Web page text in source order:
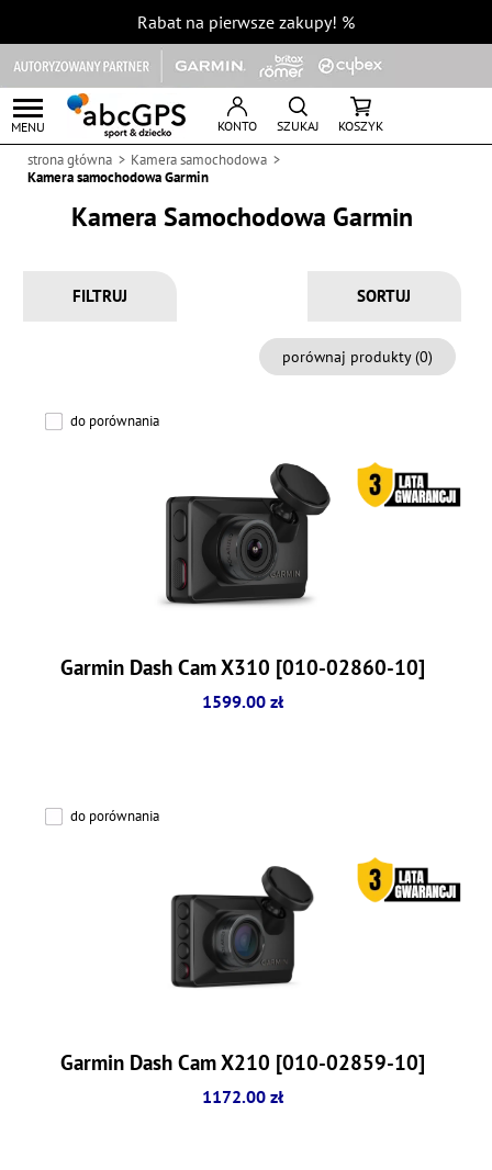
Rabat na pierwsze zakupy! %
MENU KONTO SZUKAJ KOSZYK
strona główna
Kamera samochodowa
Kamera samochodowa Garmin
Kamera Samochodowa Garmin
FILTRUJ
porównaj produkty (0)
do porównania
Garmin Dash Cam X310 [010-02860-10]
1599.00 zł
do porównania
Garmin Dash Cam X210 [010-02859-10]
1172.00 zł